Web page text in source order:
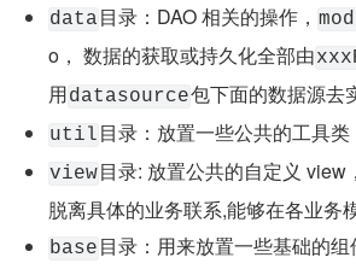
data 目录：DAO 相关的操作，
o， 数据的获取或持久化全部由
用datasource包下面的数据源去
util 目录：放置一些公共的工具类
view目录: 放置公共的自定义
脱离具体的业务联系,能够在各业务
base 目录：用来放置一些基础的组